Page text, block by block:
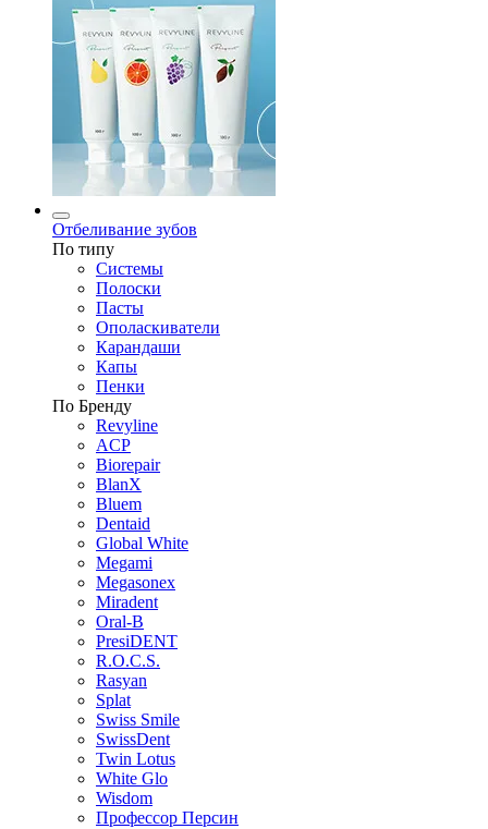
Отбеливание зубов
По типу
Системы
Полоски
Пасты
Ополаскиватели
Карандаши
Капы
Пенки
По Бренду
Revyline
ACP
Biorepair
BlanX
Bluem
Dentaid
Global White
Megami
Megasonex
Miradent
Oral-B
PresiDENT
R.O.C.S.
Rasyan
Splat
Swiss Smile
SwissDent
Twin Lotus
White Glo
Wisdom
Профессор Персин